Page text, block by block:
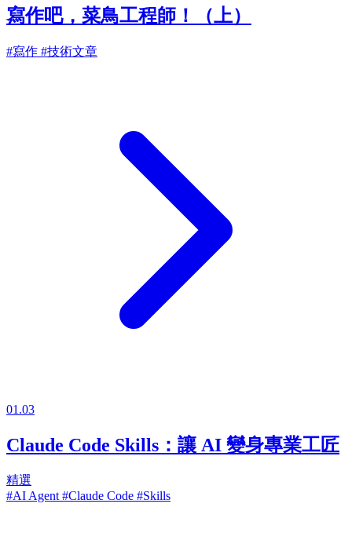
寫作吧，菜鳥工程師！（上）
#寫作 #技術文章
01.03
Claude Code Skills：讓 AI 變身專業工匠
精選
#AI Agent#Claude Code #Skills